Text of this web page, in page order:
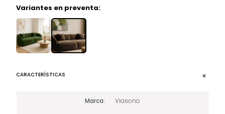
Variantes en preventa:
CARACTERÍSTICAS
Marca Viasono